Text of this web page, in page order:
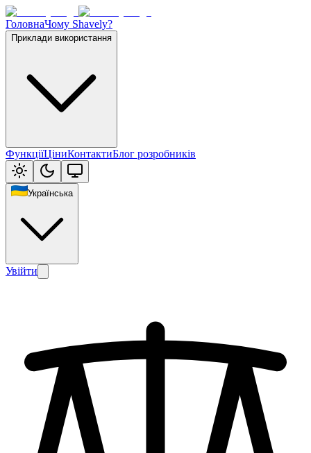
ГоловнаЧому Shavely?
Приклади використання
ФункціїЦіниКонтактиБлог розробників
Українська
Увійти